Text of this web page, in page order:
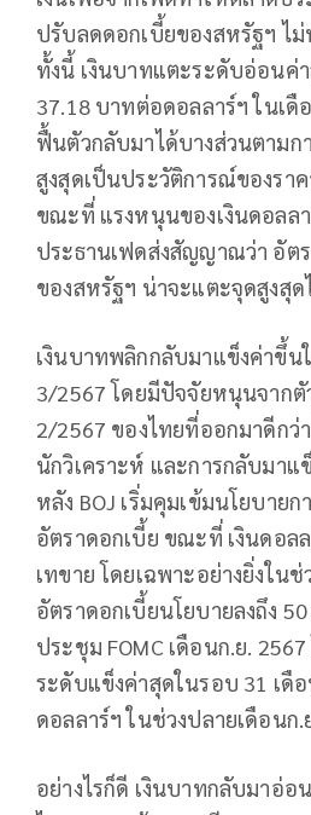
ปรับลดดอกเบี้ยของสหรัฐฯ ไม่
ทั้งนี้ เงินบาทแตะระดับอ่อนค่
37.18 บาทต่อดอลลาร์ฯ ในเดื
ฟื้นตัวกลับมาได้บางส่วนตาม
สูงสุดเป็นประวัติการณ์ของรา
ขณะที่ แรงหนุนของเงินดอลล
ประธานเฟดส่งสัญญาณว่า อัต
ของสหรัฐฯ น่าจะแตะจุดสูงสุด
เงินบาทพลิกกลับมาแข็งค่าขึ้น
3/2567 โดยมีปัจจัยหนุนจากตั
2/2567 ของไทยที่ออกมาดีกว่
นักวิเคราะห์ และการกลับมาแ
หลัง BOJ เริ่มคุมเข้มนโยบาย
อัตราดอกเบี้ย ขณะที่ เงินดอล
เทขาย โดยเฉพาะอย่างยิ่งใน
อัตราดอกเบี้ยนโยบายลงถึง
ประชุม FOMC เดือนก.ย.
ระดับแข็งค่าสุดในรอบ 31 เดื
ดอลลาร์ฯ ในช่วงปลายเดือนก.
อย่างไรก็ดี เงินบาทกลับมาอ่อ